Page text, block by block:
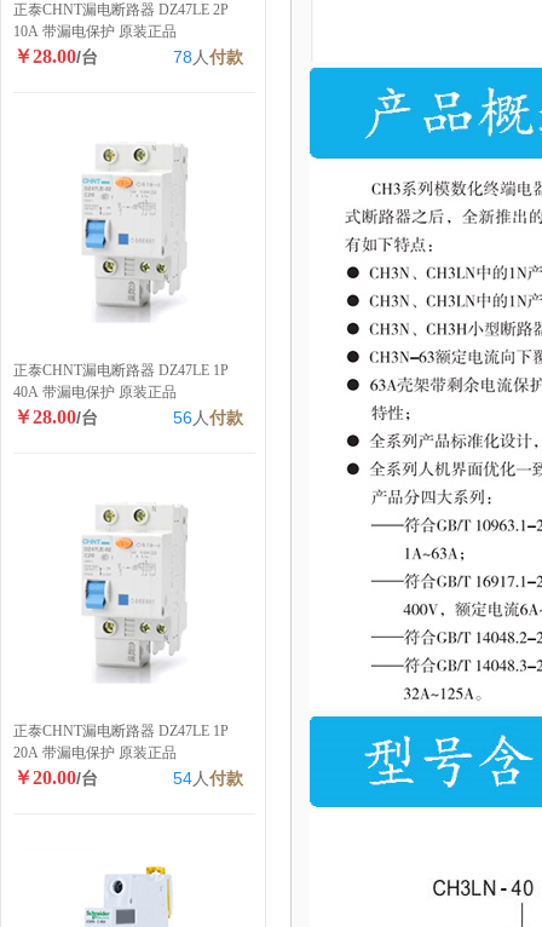
正泰CHNT漏电断路器 DZ47LE 2P
10A 带漏电保护 原装正品
￥28.00/台 78 人付款
正泰CHNT漏电断路器 DZ47LE 1P
40A 带漏电保护 原装正品
￥28.00/台 56人付款
正泰CHNT漏电断路器 DZ47LE 1P
20A 带漏电保护 原装正品
￥20.00/台 54人付款